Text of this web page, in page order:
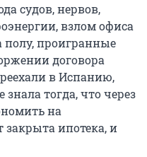
судов, нервов,
взлом офиса
полу, проигранные
договора
в Испанию,
тогда, что через
на
закрыта ипотека, и